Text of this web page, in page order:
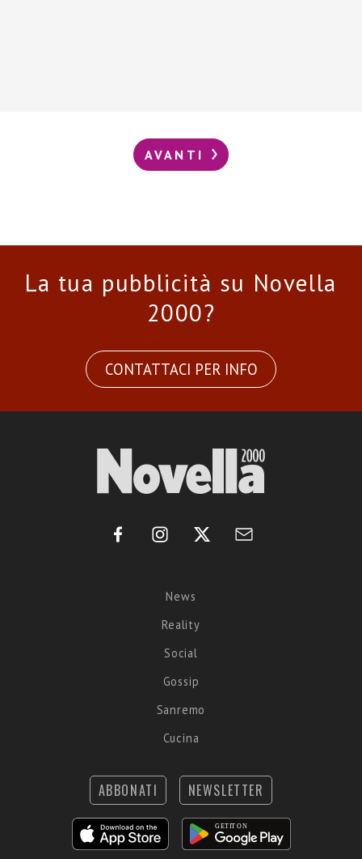
AVANTI
La tua pubblicità su Novella
2000?
CONTATTACI PER INFO
News
Reality
Social
Gossip
Sanremo
Cucina
ABBONATI NEWSLETTER